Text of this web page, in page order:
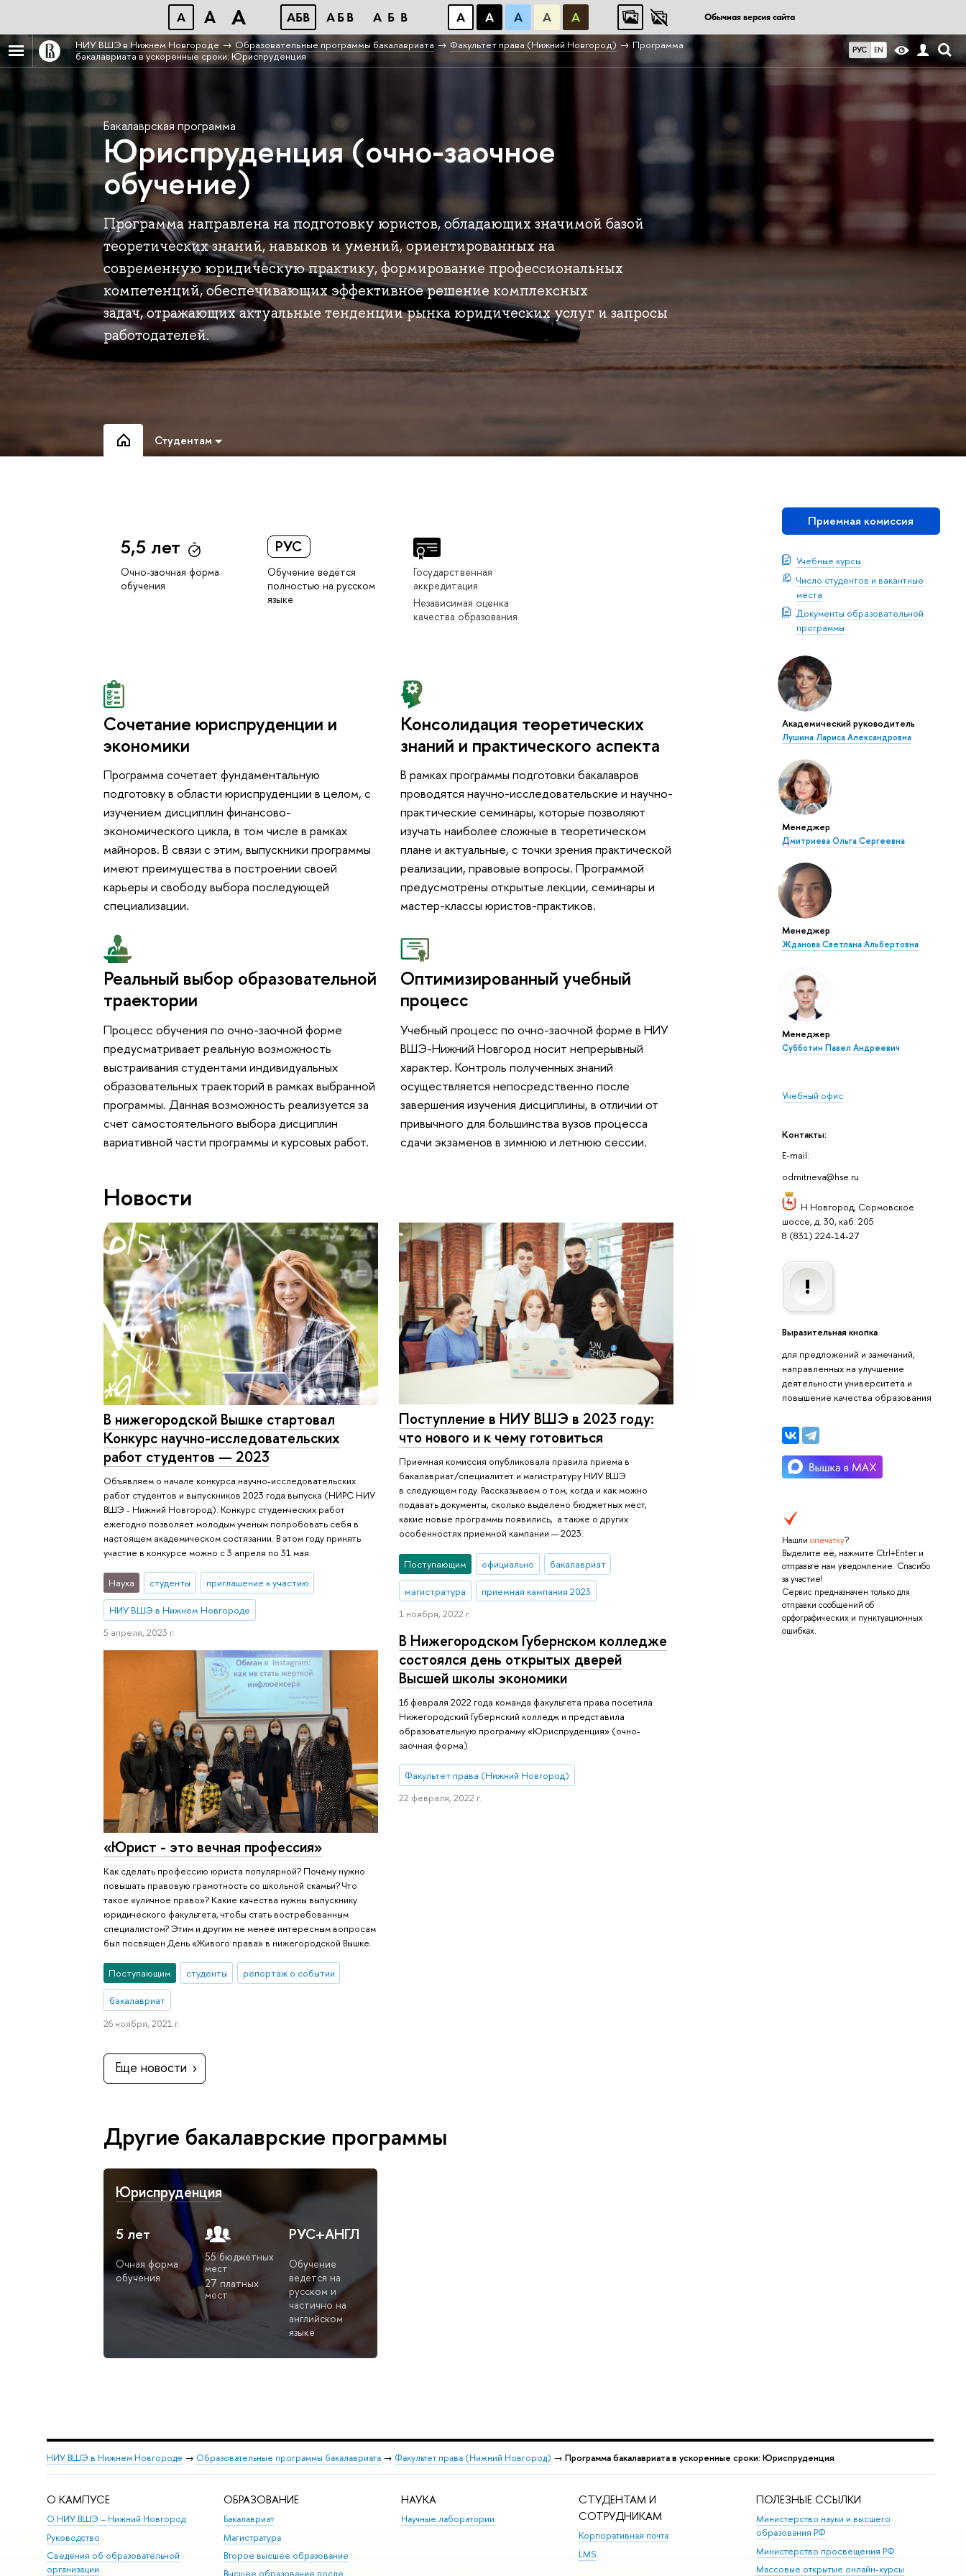
A A A АБВ АБВ АБВ А А А А А Обычная версия сайта
РУС EN
НИУ ВШЭ в Нижнем Новгороде Образовательные программы бакалавриата Факультет права (Нижний Новгород)
Программа
бакалавриата в ускоренные сроки: Юриспруденция
Бакалаврская программа
Юриспруденция (очно-заочное
обучение)
Программа направлена на подготовку юристов, обладающих значимой базой
теоретических знаний, навыков и умений, ориентированных на
современную юридическую практику, формирование профессиональных
компетенций, обеспечивающих эффективное решение комплексных
задач, отражающих актуальные тенденции рынка юридических услуг и запросы
работодателей.
Студентам
Приемная комиссия
Учебные курсы
Число студентов и вакантные
места
Документы образовательной
программы
Академический руководитель
Лушина Лариса Александровна
Менеджер
Дмитриева Ольга Сергеевна
Менеджер
Жданова Светлана Альбертовна
Менеджер
Субботин Павел Андреевич
Учебный офис
Контакты:
E-mail:
odmitrieva@hse.ru
Н.Новгород, Сормовское
шоссе, д. 30, каб. 205
8 (831) 224-14-27
Выразительная кнопка
для предложений и замечаний,
направленных на улучшение
деятельности университета и
повышение качества образования
Нашли опечатку?
Выделите её, нажмите Ctrl+Enter и
отправьте нам уведомление. Спасибо
за участие!
Сервис предназначен только для
отправки сообщений об
орфографических и пунктуационных
ошибках.
5,5 лет
Очно-заочная форма
обучения
РУС
Обучение ведётся
полностью на русском
языке
Государственная
аккредитация
Независимая оценка
качества образования
Сочетание юриспруденции и
экономики
Программа сочетает фундаментальную
подготовку в области юриспруденции в целом, с
изучением дисциплин финансово-
экономического цикла, в том числе в рамках
майноров. В связи с этим, выпускники программы
имеют преимущества в построении своей
карьеры и свободу выбора последующей
специализации.
Консолидация теоретических
знаний и практического аспекта
В рамках программы подготовки бакалавров
проводятся научно-исследовательские и научно-
практические семинары, которые позволяют
изучать наиболее сложные в теоретическом
плане и актуальные, с точки зрения практической
реализации, правовые вопросы. Программой
предусмотрены открытые лекции, семинары и
мастер-классы юристов-практиков.
Реальный выбор образовательной
траектории
Процесс обучения по очно-заочной форме
предусматривает реальную возможность
выстраивания студентами индивидуальных
образовательных траекторий в рамках выбранной
программы. Данная возможность реализуется за
счет самостоятельного выбора дисциплин
вариативной части программы и курсовых работ.
Оптимизированный учебный
процесс
Учебный процесс по очно-заочной форме в НИУ
ВШЭ-Нижний Новгород носит непрерывный
характер. Контроль полученных знаний
осуществляется непосредственно после
завершения изучения дисциплины, в отличии от
привычного для большинства вузов процесса
сдачи экзаменов в зимнюю и летнюю сессии.
Новости
В нижегородской Вышке стартовал
Конкурс научно-исследовательских
работ студентов — 2023
Объявляем о начале конкурса научно-исследовательских
работ студентов и выпускников 2023 года выпуска (НИРС НИУ
ВШЭ - Нижний Новгород). Конкурс студенческих работ
ежегодно позволяет молодым ученым попробовать себя в
настоящем академическом состязании. В этом году принять
участие в конкурсе можно с 3 апреля по 31 мая.
Наука студенты приглашение к участию
НИУ ВШЭ в Нижнем Новгороде
5 апреля, 2023 г.
Поступление в НИУ ВШЭ в 2023 году:
что нового и к чему готовиться
Приемная комиссия опубликовала правила приема в
бакалавриат/специалитет и магистратуру НИУ ВШЭ
в следующем году. Рассказываем о том, когда и как можно
подавать документы, сколько выделено бюджетных мест,
какие новые программы появились, а также о других
особенностях приемной кампании — 2023.
Поступающим официально бакалавриат
магистратура
приемная кампания 2023
1 ноября, 2022 г.
В Нижегородском Губернском колледже
состоялся день открытых дверей
Высшей школы экономики
16 февраля 2022 года команда факультета права посетила
Нижегородский Губернский колледж и представила
образовательную программу «Юриспруденция» (очно-
заочная форма).
Факультет права (Нижний Новгород)
22 февраля, 2022 г.
«Юрист - это вечная профессия»
Как сделать профессию юриста популярной? Почему нужно
повышать правовую грамотность со школьной скамьи? Что
такое «уличное право»? Какие качества нужны выпускнику
юридического факультета, чтобы стать востребованным
специалистом? Этим и другим не менее интересным вопросам
был посвящен День «Живого права» в нижегородской Вышке.
Поступающим студенты репортаж о событии
бакалавриат
26 ноября, 2021 г.
Еще новости
Другие бакалаврские программы
Юриспруденция
5 лет
Очная форма
обучения
55 бюджетных
мест
27 платных
мест
РУС+АНГЛ
Обучение
ведется на
русском и
частично на
английском
языке
НИУ ВШЭ в Нижнем Новгороде → Образовательные программы бакалавриата→ Факультет права (Нижний Новгород) → Программа бакалавриата в ускоренные сроки: Юриспруденция
О КАМПУСЕ
О НИУ ВШЭ – Нижний Новгород
Руководство
Сведения об образовательной
организации
ОБРАЗОВАНИЕ
Бакалавриат
Магистратура
Второе высшее образование
НАУКА
Научные лаборатории
СТУДЕНТАМ И
СОТРУДНИКАМ
Корпоративная почта
LMS
ПОЛЕЗНЫЕ ССЫЛКИ
Министерство науки и высшего
образования РФ
Министерство просвещения РФ
Массовые открытые онлайн-курсы